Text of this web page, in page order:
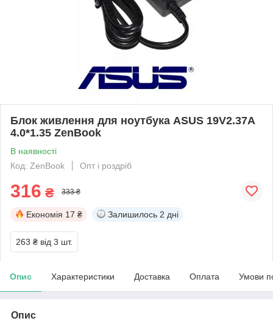
Блок живлення для ноутбука ASUS 19V2.37A
4.0*1.35 ZenBook
В наявності
Код: ZenBook
Опт і роздріб
316 ₴ 333 ₴
Економія 17 ₴ Залишилось 2 дні
263 ₴ від 3 шт.
Опис Характеристики Доставка Оплата Умови
Опис